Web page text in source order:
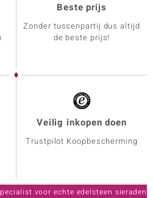
Beste prijs
Zonder tussenpartij dus altijd
de beste prijs!
Veilig inkopen doen
Trustpilot Koopbescherming
voor echte edelsteen sieraden